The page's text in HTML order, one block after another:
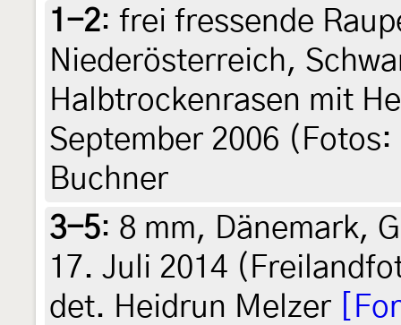
1-2: frei fressende
Niederösterreich,
Halbtrockenrasen mit
September 2006
Buchner
3-5: 8 mm, Dänemark,
17. Juli 2014
det. Heidrun Melzer